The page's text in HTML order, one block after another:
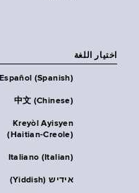
اختيار اللغة
Español (Spanish)
中文 (Chinese)
Kreyòl Ayisyen
(Haitian-Creole)
Italiano (Italian)
אידיש (Yiddish)